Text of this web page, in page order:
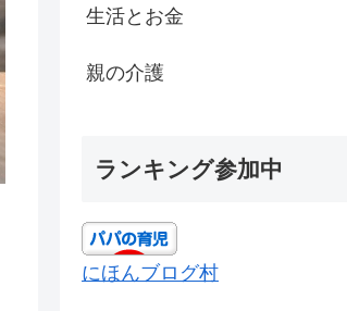
生活とお金
親の介護
ランキング参加中
にほんブログ村